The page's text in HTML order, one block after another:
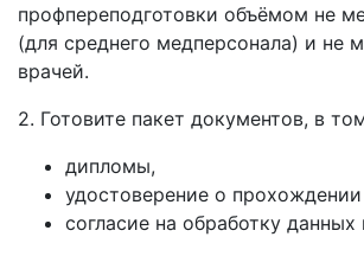
профпереподготовки объёмом не
(для среднего медперсонала) и не
врачей.
2. Готовите пакет документов, в
дипломы,
удостоверение о прохождении
согласие на обработку данных